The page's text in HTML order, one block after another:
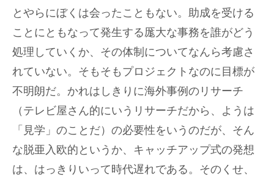
とやらにぼくは会ったこともない。助成を受ける
ことにともなって発生する厖大な事務を誰がどう
処理していくか、その体制についてなんら考慮さ
れていない。そもそもプロジェクトなのに目標が
不明朗だ。かれはしきりに海外事例のリサーチ
（テレビ屋さん的にいうリサーチだから、ようは
「見学」のことだ）の必要性をいうのだが、そん
な脱亜入欧的というか、キャッチアップ式の発想
は、はっきりいって時代遅れである。そのくせ、